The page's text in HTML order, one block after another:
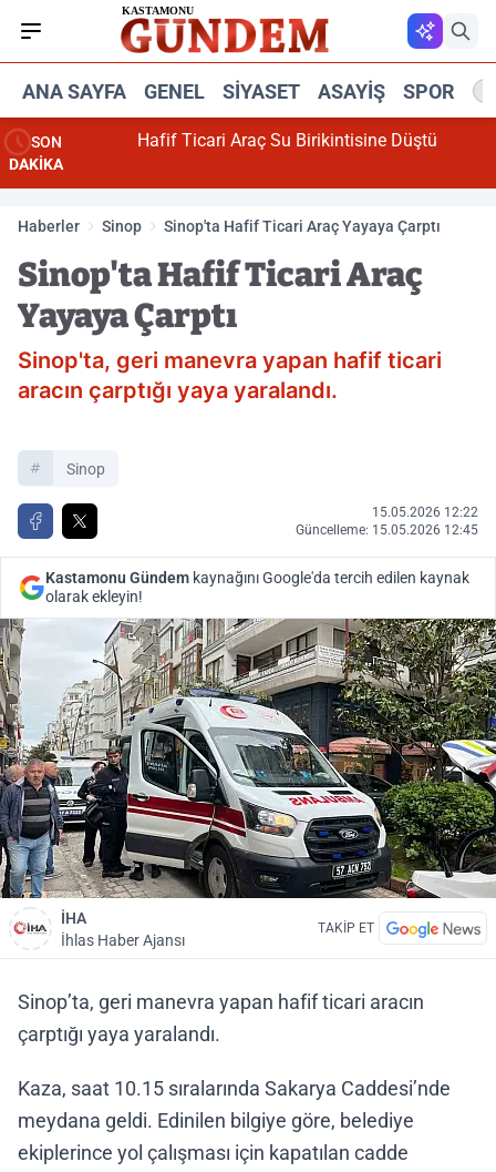
ANA SAYFA GENEL SIYASET ASAYIŞ SPOR
SON
DAKİKA
Hafif Ticari Araç Su Birikintisine Düştü
Haberler Sinop Sinop'ta Hafif Ticari Araç Yayaya Çarptı
Sinop'ta Hafif Ticari Araç
Yayaya Çarptı
Sinop'ta, geri manevra yapan hafif ticari
aracın çarptığı yaya yaralandı.
Sinop
15.05.2026 12:22
Güncelleme: 15.05.2026 12:45
Kastamonu Gündem kaynağını Google'da tercih edilen kaynak
olarak ekleyin!
İHA
İhlas Haber Ajansı
TAKİP ET
Sinop’ta, geri manevra yapan hafif ticari aracın
çarptığı yaya yaralandı.
Kaza, saat 10.15 sıralarında Sakarya Caddesi’nde
meydana geldi. Edinilen bilgiye göre, belediye
ekiplerince yol çalışması için kapatılan cadde